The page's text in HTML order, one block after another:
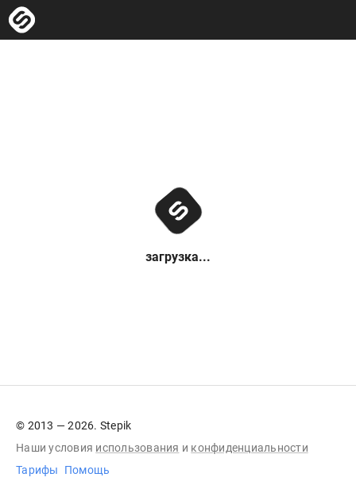
загрузка...
© 2013 — 2026. Stepik
Наши условия использования и конфиденциальности
Тарифы
Помощь